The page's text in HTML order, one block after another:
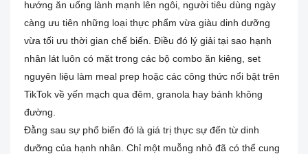
hướng ăn uống lành mạnh lên ngôi, người tiêu dùng ngày
càng ưu tiên những loại thực phẩm vừa giàu dinh dưỡng
vừa tối ưu thời gian chế biến. Điều đó lý giải tại sao hạnh
nhân lát luôn có mặt trong các bộ combo ăn kiêng, set
nguyên liệu làm meal prep hoặc các công thức nổi bật trên
TikTok về yến mạch qua đêm, granola hay bánh không
đường.
Đằng sau sự phổ biến đó là giá trị thực sự đến từ dinh
dưỡng của hạnh nhân. Chỉ một muỗng nhỏ đã có thể cung